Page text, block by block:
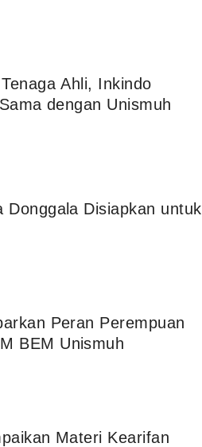
Ahli, Inkindo
dengan Unismuh
Donggala Disiapkan untuk
Peran Perempuan
BEM Unismuh
Materi Kearifan